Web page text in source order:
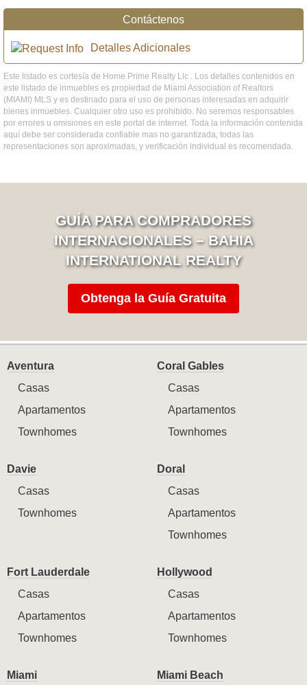
Contáctenos
Detalles Adicionales
Este listado es cortesía de Home Prime Realty Llc . Los detalles contenidos en
este listado de inmuebles es propiedad de Miami Association of Realtors
(MIAMI) MLS y es destinado para el uso de personas interesadas en adquirir
bienes inmuebles. Cualquier otro uso es prohibido. No seremos responsables
por errores u omisiones en este portal de internet. Toda la información contenida
aquí debe ser considerada confiable mas no garantizada, todas las
representaciones son aproximadas, y verificación individual es recomendada.
GUÍA PARA COMPRADORES
INTERNACIONALES – BAHIA
INTERNATIONAL REALTY
Obtenga la Guía Gratuita
Aventura
Casas
Apartamentos
Townhomes
Coral Gables
Casas
Apartamentos
Townhomes
Davie
Casas
Townhomes
Doral
Casas
Apartamentos
Townhomes
Fort Lauderdale
Casas
Apartamentos
Townhomes
Hollywood
Casas
Apartamentos
Townhomes
Miami
Miami Beach